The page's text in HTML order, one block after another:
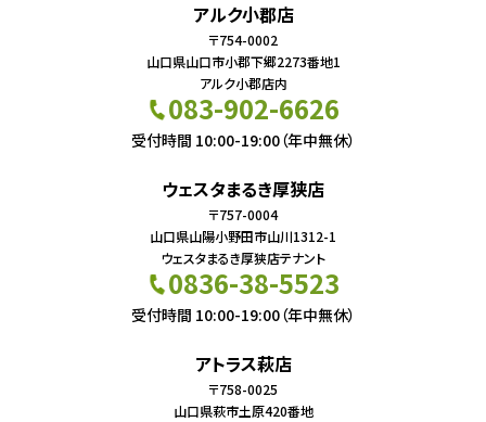
アルク小郡店
〒754-0002
山口県山口市小郡下郷2273番地1
アルク小郡店内
083-902-6626
受付時間 10:00-19:00（年中無休）
ウェスタまるき厚狭店
〒757-0004
山口県山陽小野田市山川1312-1
ウェスタまるき厚狭店テナント
0836-38-5523
受付時間 10:00-19:00（年中無休）
アトラス萩店
〒758-0025
山口県萩市土原420番地